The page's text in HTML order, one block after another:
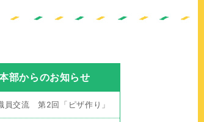
部からのお知らせ
員交流 第2回「ピザ作り」